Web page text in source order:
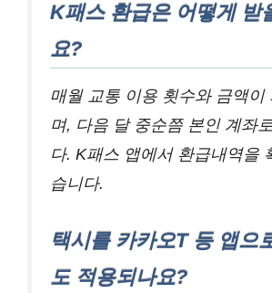
K패스 환급은 어떻게 받
요?
매월 교통 이용 횟수와 금액이
며, 다음 달 중순쯤 본인 계좌
다. K패스 앱에서 환급내역을
습니다.
택시를 카카오T 등 앱으
도 적용되나요?